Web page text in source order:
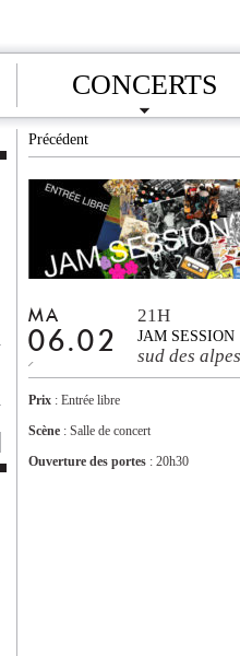
CONCERTS
Précédent
MA
06.02
21H
JAM SESSION
sud des alpes
Prix : Entrée libre
Scène : Salle de concert
Ouverture des portes : 20h30